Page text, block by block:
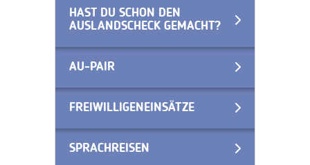
HAST DU SCHON DEN
AUSLANDSCHECK GEMACHT?
AU-PAIR
FREIWILLIGENEINSÄTZE
SPRACHREISEN